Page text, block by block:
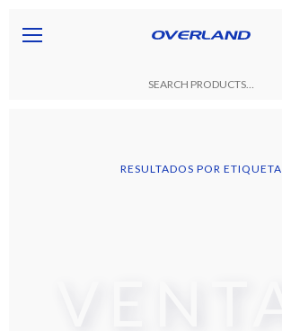
RESULTADOS POR ETIQUETA